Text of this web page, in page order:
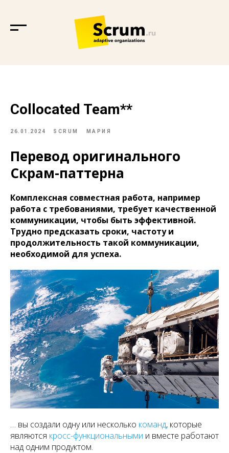
Collocated Team**
26.01.2024 SCRUM МАРИЯ
Перевод оригинального
Скрам-паттерна
Комплексная совместная работа, например
работа с требованиями, требует качественной
коммуникации, чтобы быть эффективной.
Трудно предсказать сроки, частоту и
продолжительность такой коммуникации,
необходимой для успеха.
… вы создали одну или несколько команд, которые
являются кросс-функциональными и вместе работают
над одним продуктом.